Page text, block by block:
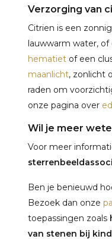
Verzorging van
Citrien is een
lauwwarm water,
hematiet of een
maanlicht, zonlicht
raden om
onze pagina over
Wil je meer
Voor meer
Ben je benieuwd
Bezoek dan onze
toepassingen zoals
van stenen bij